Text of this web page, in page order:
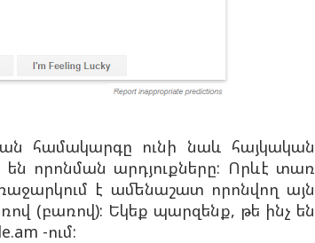
համակարգը ունի նաև հայկական
որոնման արդյուքները: Որևէ տառ
է ամենաշատ որոնվող այն
(բառով): Եկեք պարզենք, թե ինչ են
-ում: